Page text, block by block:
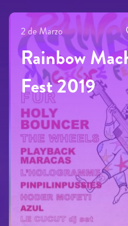
2 de Marzo
Rainbow
Fest 2019